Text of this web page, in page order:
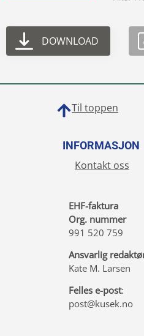
DOWNLOAD
Til toppen
INFORMASJON
Kontakt oss
EHF-faktura
Org. nummer
991 520 759
Ansvarlig
Kate M. Larsen
Felles e-post:
post@kusek.no